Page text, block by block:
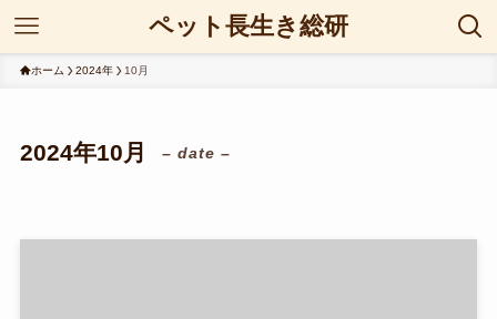
ペット長生き総研
ホーム 2024年 10月
2024年10月 – date –